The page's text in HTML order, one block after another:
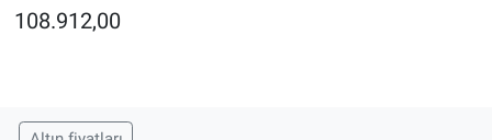
108.912,00